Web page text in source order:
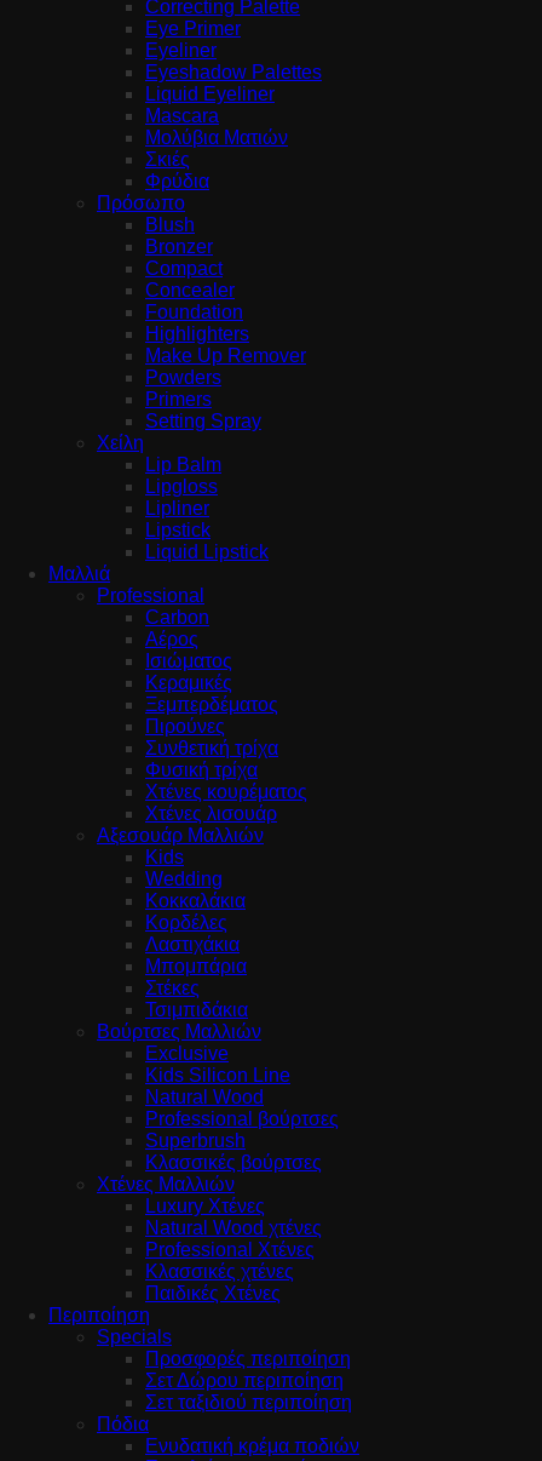
Correcting Palette
Eye Primer
Eyeliner
Eyeshadow Palettes
Liquid Eyeliner
Mascara
Μολύβια Ματιών
Σκιές
Φρύδια
Πρόσωπο
Blush
Bronzer
Compact
Concealer
Foundation
Highlighters
Make Up Remover
Powders
Primers
Setting Spray
Χείλη
Lip Balm
Lipgloss
Lipliner
Lipstick
Liquid Lipstick
Μαλλιά
Professional
Carbon
Αέρος
Ισιώματος
Κεραμικές
Ξεμπερδέματος
Πιρούνες
Συνθετική τρίχα
Φυσική τρίχα
Χτένες κουρέματος
Χτένες λισουάρ
Αξεσουάρ Μαλλιών
Kids
Wedding
Κοκκαλάκια
Κορδέλες
Λαστιχάκια
Μπομπάρια
Στέκες
Τσιμπιδάκια
Βούρτσες Μαλλιών
Exclusive
Kids Silicon Line
Natural Wood
Professional βούρτσες
Superbrush
Κλασσικές βούρτσες
Χτένες Μαλλιών
Luxury Χτένες
Natural Wood χτένες
Professional Χτένες
Κλασσικές χτένες
Παιδικές Χτένες
Περιποίηση
Specials
Προσφορές περιποίηση
Σετ Δώρου περιποίηση
Σετ ταξιδιού περιποίηση
Πόδια
Ενυδατική κρέμα ποδιών